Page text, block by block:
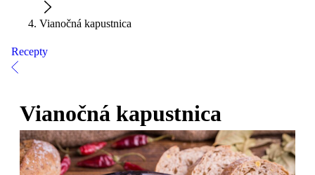
Vianočná kapustnica
Recepty
Vianočná kapustnica